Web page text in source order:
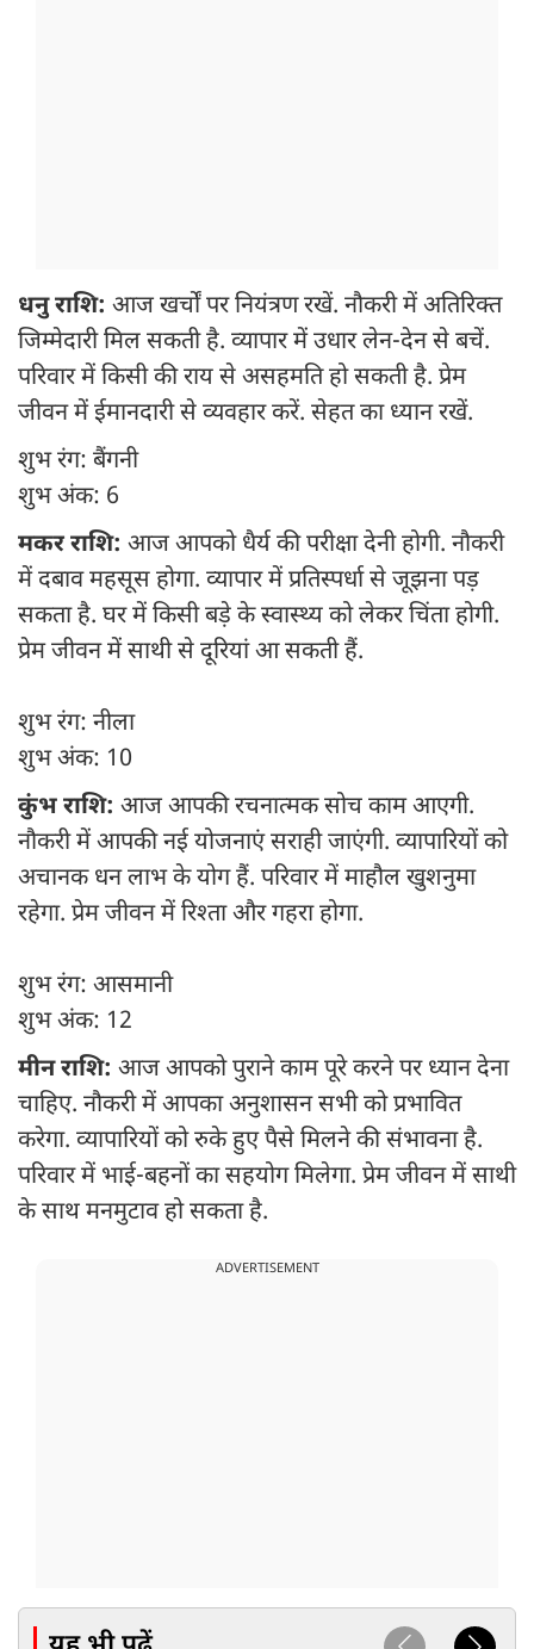
धनु राशि: आज खर्चों पर नियंत्रण रखें. नौकरी में अतिरिक्त
जिम्मेदारी मिल सकती है. व्यापार में उधार लेन-देन से बचें.
परिवार में किसी की राय से असहमति हो सकती है. प्रेम
जीवन में ईमानदारी से व्यवहार करें. सेहत का ध्यान रखें.
शुभ रंग: बैंगनी
शुभ अंक: 6
मकर राशि: आज आपको धैर्य की परीक्षा देनी होगी. नौकरी
में दबाव महसूस होगा. व्यापार में प्रतिस्पर्धा से जूझना पड़
सकता है. घर में किसी बड़े के स्वास्थ्य को लेकर चिंता होगी.
प्रेम जीवन में साथी से दूरियां आ सकती हैं.
शुभ रंग: नीला
शुभ अंक: 10
कुंभ राशि: आज आपकी रचनात्मक सोच काम आएगी.
नौकरी में आपकी नई योजनाएं सराही जाएंगी. व्यापारियों को
अचानक धन लाभ के योग हैं. परिवार में माहौल खुशनुमा
रहेगा. प्रेम जीवन में रिश्ता और गहरा होगा.
शुभ रंग: आसमानी
शुभ अंक: 12
मीन राशि: आज आपको पुराने काम पूरे करने पर ध्यान देना
चाहिए. नौकरी में आपका अनुशासन सभी को प्रभावित
करेगा. व्यापारियों को रुके हुए पैसे मिलने की संभावना है.
परिवार में भाई-बहनों का सहयोग मिलेगा. प्रेम जीवन में साथी
के साथ मनमुटाव हो सकता है.
ADVERTISEMENT